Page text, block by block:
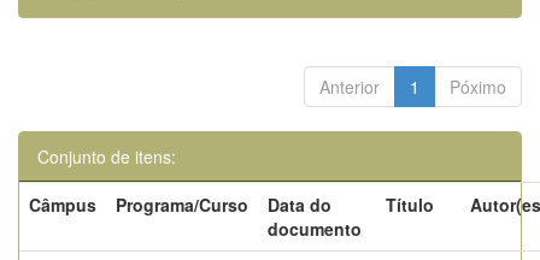
Anterior 1 Póximo
Conjunto de itens:
Câmpus
Programa/Curso
Data do
documento
Título